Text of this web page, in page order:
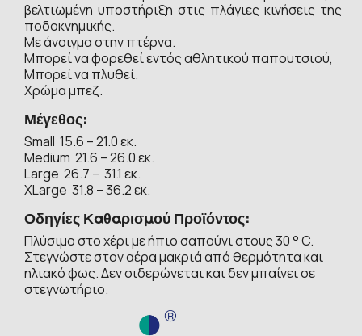
βελτιωμένη υποστήριξη στις πλάγιες κινήσεις της
ποδοκνημικής.
Με άνοιγμα στην πτέρνα.
Μπορεί να φορεθεί εντός αθλητικού παπουτσιού,
Μπορεί να πλυθεί.
Xρώμα μπεζ.
Μέγεθος:
Small 15.6 – 21.0 εκ.
Medium 21.6 – 26.0 εκ.
Large 26.7 – 31.1 εκ.
XLarge 31.8 – 36.2 εκ.
Οδηγίες Καθαρισμού Προϊόντος:
Πλύσιμο στο χέρι με ήπιο σαπούνι στους 30 ° C.
Στεγνώστε στον αέρα μακριά από θερμότητα και
ηλιακό φως. Δεν σιδερώνεται και δεν μπαίνει σε
στεγνωτήριο.